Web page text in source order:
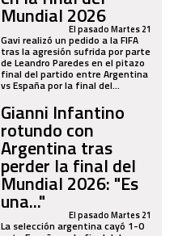
Mundial 2026El pasado Martes 21
Gavi realizó un pedido a la FIFA
tras la agresión sufrida por parte
de Leandro Paredes en el pitazo
final del partido entre Argentina
vs España por la final del...
Gianni Infantino
rotundo con
Argentina tras
perder la final del
Mundial 2026: "Es
una..." El pasado Martes 21
La selección argentina cayó 1-0